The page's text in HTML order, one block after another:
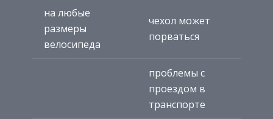
на любые
размеры
велосипеда
чехол может
порваться
проблемы с
проездом в
транспорте